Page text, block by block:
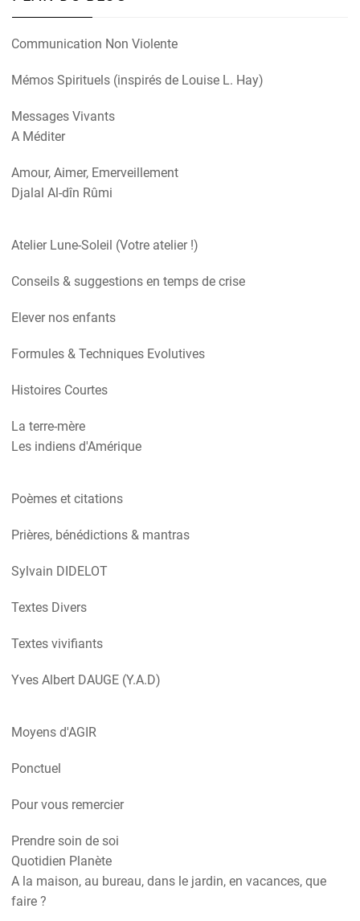
Communication Non Violente
Mémos Spirituels (inspirés de Louise L. Hay)
Messages Vivants
A Méditer
Amour, Aimer, Emerveillement
Djalal Al-dîn Rûmi
Atelier Lune-Soleil (Votre atelier !)
Conseils & suggestions en temps de crise
Elever nos enfants
Formules & Techniques Evolutives
Histoires Courtes
La terre-mère
Les indiens d'Amérique
Poèmes et citations
Prières, bénédictions & mantras
Sylvain DIDELOT
Textes Divers
Textes vivifiants
Yves Albert DAUGE (Y.A.D)
Moyens d'AGIR
Ponctuel
Pour vous remercier
Prendre soin de soi
Quotidien Planète
A la maison, au bureau, dans le jardin, en vacances, que
faire ?